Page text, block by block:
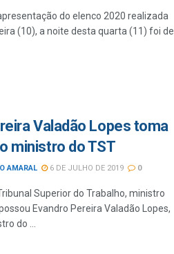
do elenco 2020 realizada
(10), a noite desta quarta (11) foi de
Valadão Lopes toma
ministro do TST
AMARAL 6 DE JULHO DE 2019 0
Superior do Trabalho, ministro
Evandro Pereira Valadão Lopes,
do ...